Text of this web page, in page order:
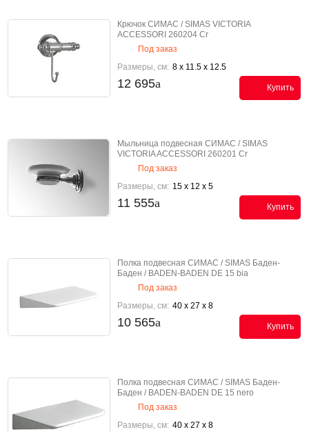
Крючок СИМАС / SIMAS VICTORIA
ACCESSORI 260204 Cr
Под заказ
Размеры, см: 8 x 11.5 x 12.5
12 695 Купить
Мыльница подвесная СИМАС / SIMAS
VICTORIA ACCESSORI 260201 Cr
Под заказ
Размеры, см: 15 x 12 x 5
11 555 Купить
Полка подвесная СИМАС / SIMAS Баден-
Баден / BADEN-BADEN DE 15 bia
Под заказ
Размеры, см: 40 x 27 x 8
10 565 Купить
Полка подвесная СИМАС / SIMAS Баден-
Баден / BADEN-BADEN DE 15 nero
Под заказ
Размеры, см: 40 x 27 x 8